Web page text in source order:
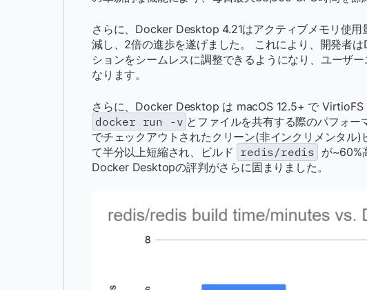
さらに、Docker Desktop 4.21はアクティブメモリ使
減し、2倍の進歩を遂げました。 これにより、開発者
ションをシームレスに調整できるようになり、ユーザ
なります。
さらに、Docker Desktop は macOS 12.5+ で VirtioFS
docker run -v とファイルを共有する際のパフォ
でチェックアウトされたクリーン(非インクリメンタル
て半分以上短縮され、ビルド redis/redis が~60%
Docker Desktopの評判がさらに固まりました。